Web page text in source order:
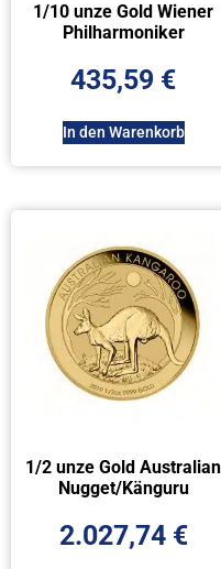
1/10 unze Gold Wiener
Philharmoniker
435,59 €
In den Warenkorb
1/2 unze Gold Australian
Nugget/Känguru
2.027,74 €